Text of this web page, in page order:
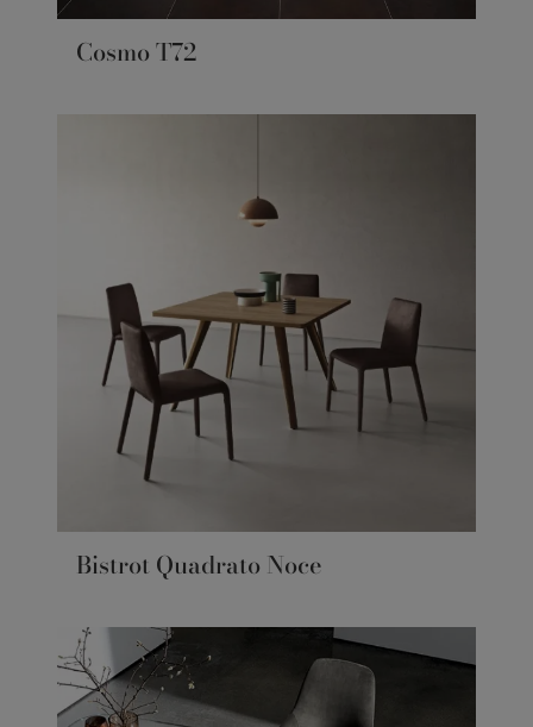
Cosmo T72
Bistrot Quadrato Noce